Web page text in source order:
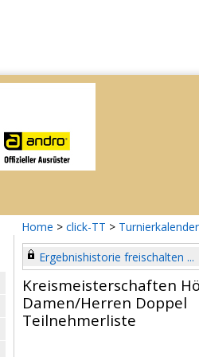
Home > click-TT > Turnierkalender
Ergebnishistorie freischalten ...
Kreismeisterschaften
Damen/Herren Doppel
Teilnehmerliste